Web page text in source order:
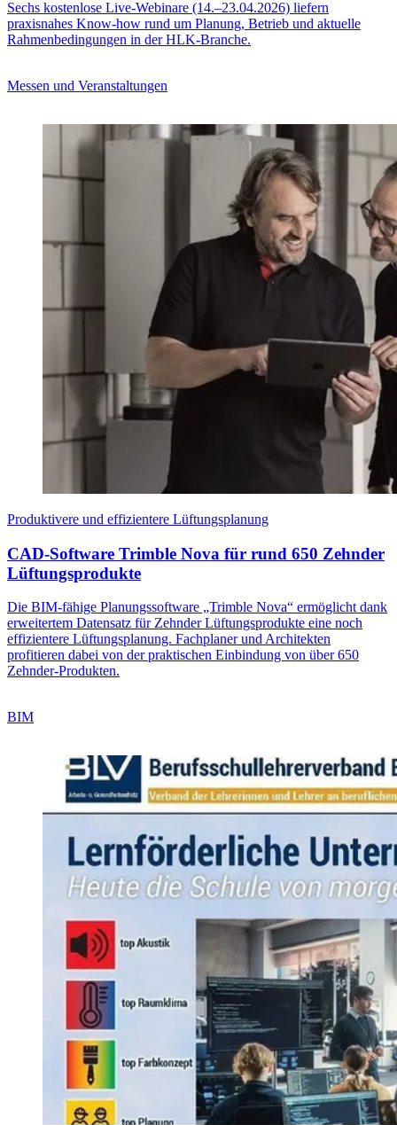
Sechs kostenlose Live-Webinare (14.–23.04.2026) liefern
praxisnahes Know-how rund um Planung, Betrieb und aktuelle
Rahmenbedingungen in der HLK-Branche.
Messen und Veranstaltungen
Produktivere und effizientere Lüftungsplanung
CAD-Software Trimble Nova für rund 650 Zehnder
Lüftungsprodukte
Die BIM-fähige Planungssoftware „Trimble Nova“ ermöglicht dank
erweitertem Datensatz für Zehnder Lüftungsprodukte eine noch
effizientere Lüftungsplanung. Fachplaner und Architekten
profitieren dabei von der praktischen Einbindung von über 650
Zehnder-Produkten.
BIM